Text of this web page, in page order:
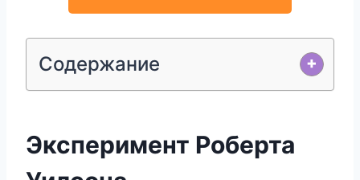
Содержание +
Эксперимент Роберта